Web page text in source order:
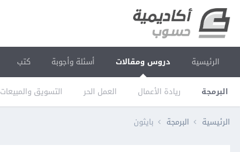
الرئيسية دروس ومقالات
البرمجة ريادة الأعمال العمل الحر التسويق والمبيعات
أسئلة وأجوبة كتب
الرئيسية البرمجة بايثون